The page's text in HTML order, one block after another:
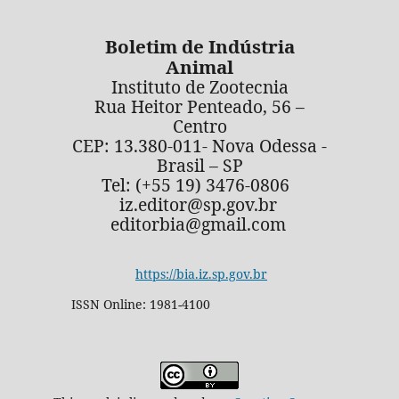
Boletim de Indústria
Animal
Instituto de Zootecnia
Rua Heitor Penteado, 56 –
Centro
CEP: 13.380-011- Nova Odessa -
Brasil – SP
Tel: (+55 19) 3476-0806
iz.editor@sp.gov.br
editorbia@gmail.com
https://bia.iz.sp.gov.br
ISSN Online: 1981-4100